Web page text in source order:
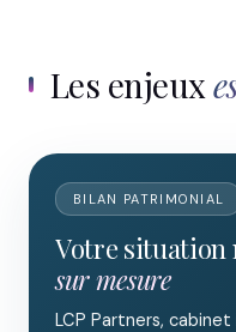
Les enjeux
BILAN PATRIMONIAL
Votre
sur mesure
LCP Partners,